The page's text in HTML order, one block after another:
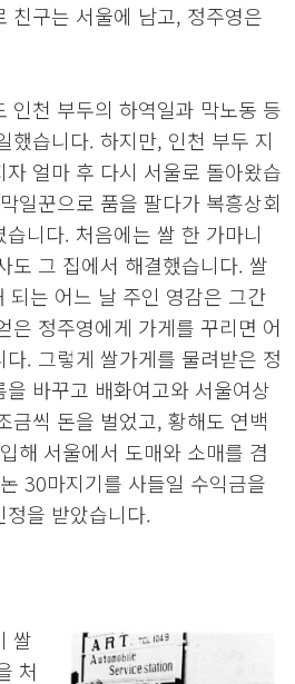
친구는 서울에 남고, 정주영은
인천 부두의 하역일과 막노동 등
했습니다. 하지만, 인천 부두 지
얼마 후 다시 서울로 돌아왔습
일꾼으로 품을 팔다가 복흥상회
니다. 처음에는 쌀 한 가마니
도 그 집에서 해결했습니다. 쌀
되는 어느 날 주인 영감은 그간
은 정주영에게 가게를 꾸리면 어
. 그렇게 쌀가게를 물려받은 정
바꾸고 배화여고와 서울여상
금씩 돈을 벌었고, 황해도 연백
해 서울에서 도매와 소매를 겸
30마지기를 사들일 수익금을
을 받았습니다.
쌀
처